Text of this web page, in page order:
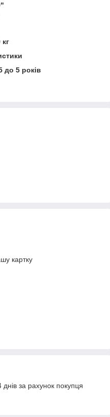
кг
до 5 років
картку
за рахунок покупця